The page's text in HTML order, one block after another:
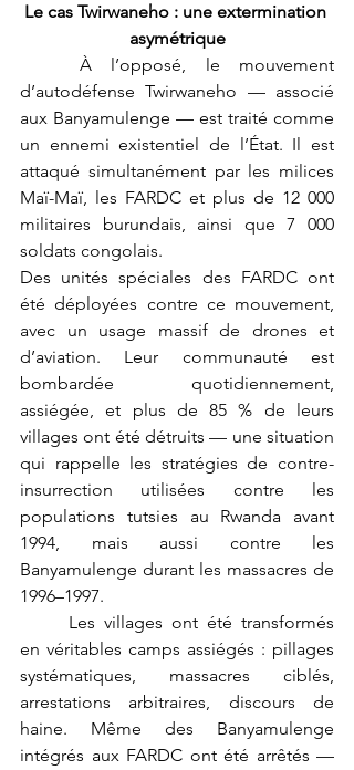
Le cas Twirwaneho : une extermination
asymétrique
d’autodéfense Twirwaneho — associé
aux Banyamulenge — est traité comme
un ennemi existentiel de l’État. Il est
attaqué simultanément par les milices
Maï-Maï, les FARDC et plus de 12 000
militaires burundais, ainsi que 7 000
soldats congolais.
Des unités spéciales des FARDC ont
été déployées contre ce mouvement,
avec un usage massif de drones et
d’aviation. Leur communauté est
bombardée quotidiennement,
assiégée, et plus de 85 % de leurs
villages ont été détruits — une situation
qui rappelle les stratégies de contre-
insurrection utilisées contre les
populations tutsies au Rwanda avant
1994, mais aussi contre les
Banyamulenge durant les massacres de
1996–1997.
en véritables camps assiégés : pillages
systématiques, massacres ciblés,
arrestations arbitraires, discours de
haine. Même des Banyamulenge
intégrés aux FARDC ont été arrêtés —